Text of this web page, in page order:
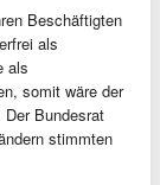
Beschäftigten
als
als
somit wäre der
Bundesrat
stimmten